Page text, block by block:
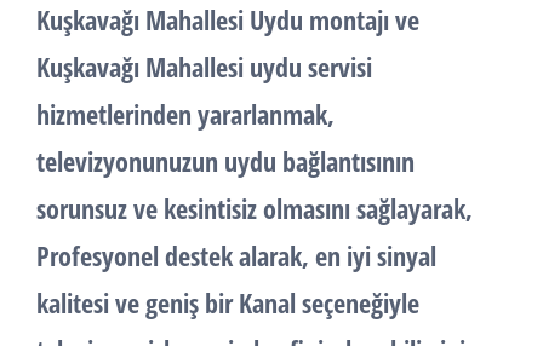
Kuşkavağı Mahallesi Uydu montajı ve
Kuşkavağı Mahallesi uydu servisi
hizmetlerinden yararlanmak,
televizyonunuzun uydu bağlantısının
sorunsuz ve kesintisiz olmasını sağlayarak,
Profesyonel destek alarak, en iyi sinyal
kalitesi ve geniş bir Kanal seçeneğiyle